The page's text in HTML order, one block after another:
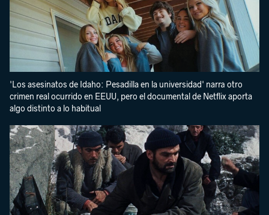
'Los asesinatos de Idaho: Pesadilla en la universidad' narra otro
crimen real ocurrido en EEUU, pero el documental de Netflix aporta
algo distinto a lo habitual